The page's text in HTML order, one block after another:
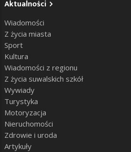
Aktualności
Wiadomości
Z życia miasta
Sport
Kultura
Wiadomości z regionu
Z życia suwalskich szkół
Wywiady
Turystyka
Motoryzacja
Nieruchomości
Zdrowie i uroda
Artykuły